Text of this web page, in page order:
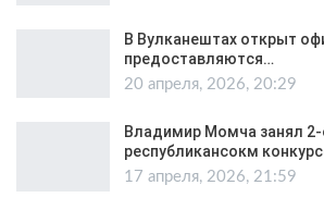
В Вулканештах открыт
предоставляются…
20 апреля, 2026, 20:29
Владимир Момча занял
республикансокм
17 апреля, 2026, 21:59